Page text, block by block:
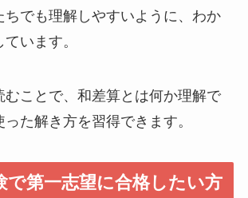
ちでも理解しやすいように、わか
います。
むことで、和差算とは何か理解で
た解き方を習得できます。
で第一志望に合格したい方